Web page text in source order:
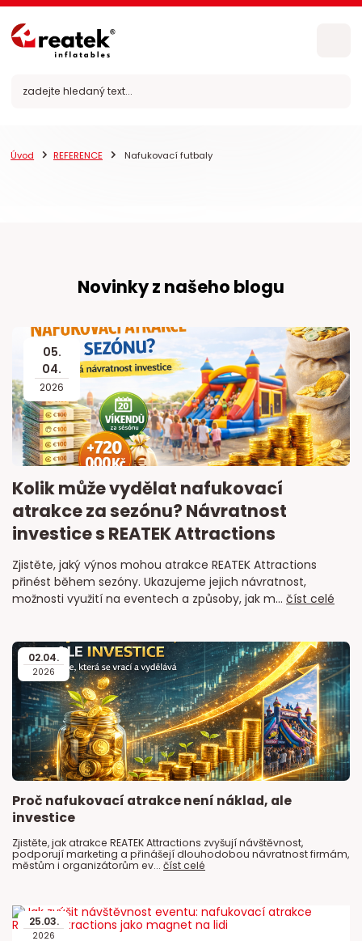
Úvod REFERENCE Nafukovací futbaly
Novinky z našeho blogu
05.
04.
2026
Kolik může vydělat nafukovací
atrakce za sezónu? Návratnost
investice s REATEK Attractions
Zjistěte, jaký výnos mohou atrakce REATEK Attractions
přinést během sezóny. Ukazujeme jejich návratnost,
možnosti využití na eventech a způsoby, jak m... číst celé
02.04.
2026
Proč nafukovací atrakce není náklad, ale
investice
Zjistěte, jak atrakce REATEK Attractions zvyšují návštěvnost,
podporují marketing a přinášejí dlouhodobou návratnost firmám,
městům i organizátorům ev... číst celé
25.03.
2026